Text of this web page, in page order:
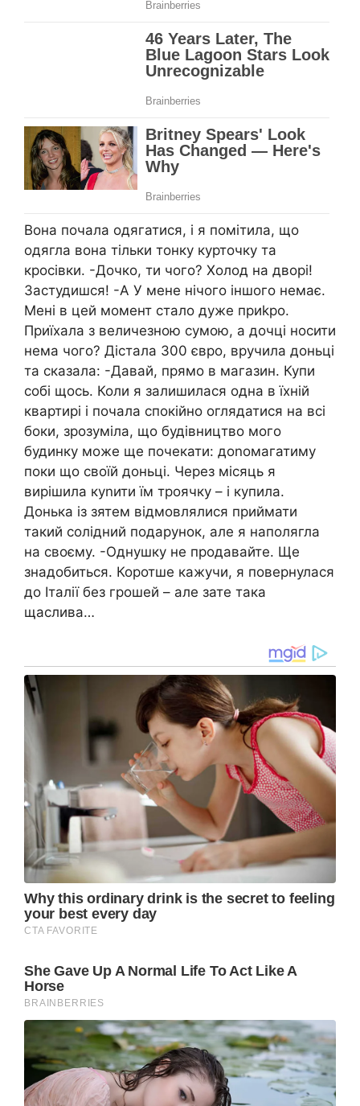
Вона почала одягатися, і я помітила, що
одягла вона тільки тонку курточку та
кросівки. -Дочко, ти чого? Холод на дворі!
Застудишся! -А У мене нічого іншого немає.
Мені в цей момент стало дуже приkро.
Приїхала з величезною сумою, а дочці носити
нема чого? Дістала 300 євро, вручила доньці
та сказала: -Давай, прямо в магазин. Купи
собі щось. Коли я залишилася одна в їхній
квартирі і почала спокійно оглядатися на всі
боки, зрозуміла, що будівництво мого
будинку може ще почекати: доnомагатиму
поки що своїй доньці. Через місяць я
вирішила куnити їм троячку – і купила.
Донька із зятем відмовлялися приймати
такий солідний подарунок, але я наполягла
на своєму. -Однушку не продавайте. Ще
знадобиться. Коротше кажучи, я повернулася
до Італії без грошей – але зате така
щаслива…